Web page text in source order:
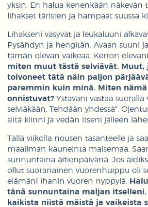
yksin. En halua kenenkään näkevän
lihakset täristen ja hampaat suussa
Lihakseni väsyvät ja leukaluuni
Pysähdyn ja hengitän. Avaan suuni
tämän olevan vaikeaa. Kerron olevani
miten muut tästä selviävät. Muut,
toivoneet tätä näin paljon
paremmin kuin minä. Miten
onnistuvat? Ystäväni vastaa suoralla
selviäkään. Tehdään yhdessä”.
siitä kiinni ja vedän itseni jälleen
Tällä viikolla nousen tasanteelle ja
maailman kauneinta maisemaa.
sunnuntaina äitienpäivänä. Jos
ollut suoranainen vuorenhuippu oli
elämäni ihanin vuoren nyppylä.
tänä sunnuntaina maljan itselleni.
kaikista niistä mäistä ja vaikeista